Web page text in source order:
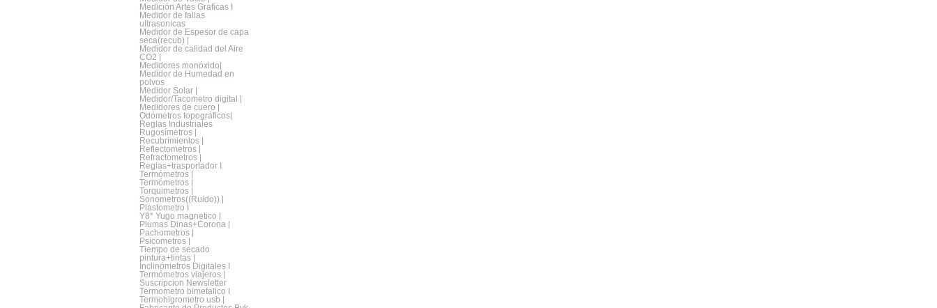
Medición Artes Graficas I
Medidor de fallas
ultrasonicas
Medidor de Espesor de capa
seca(recub) |
Medidor de calidad del Aire
CO2 |
Medidores monóxido|
Medidor de Humedad en
polvos
Medidor Solar |
Medidor/Tacometro digital |
Medidores de cuero |
Odómetros topográficos|
Reglas Industriales
Rugosímetros |
Recubrimientos |
Reflectometros |
Refractometros |
Reglas+trasportador I
Termómetros |
Termómetros |
Torquimetros |
Sonometros((Ruido)) |
Plastometro I
Y8* Yugo magnetico |
Plumas Dinas+Corona |
Pachometros |
Psicometros |
Tiempo de secado
pintura+tintas |
Inclinómetros Digitales I
Termómetros viajeros |
Suscripcion Newsletter
Termometro bimetalico I
Termohigrometro usb |